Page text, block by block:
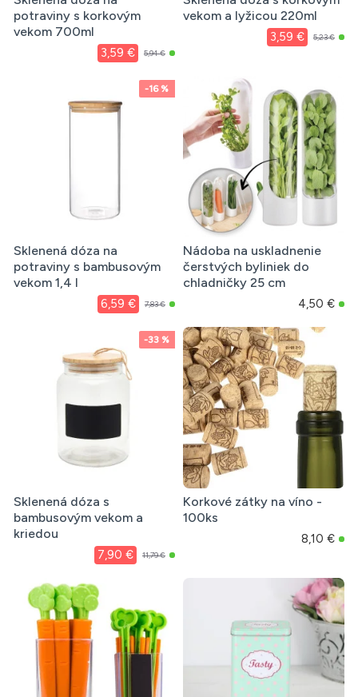
potraviny s korkovým
vekom 700ml
3,59 € 5,94 €
vekom a lyžicou 220ml
3,59 € 5,23 €
-16 %
Sklenená dóza na
potraviny s bambusovým
vekom 1,4 l
6,59 € 7,83 €
Nádoba na uskladnenie
čerstvých byliniek do
chladničky 25 cm
4,50 €
-33 %
Sklenená dóza s
bambusovým vekom a
kriedou
7,90 € 11,79 €
Korkové zátky na víno -
100ks
8,10 €